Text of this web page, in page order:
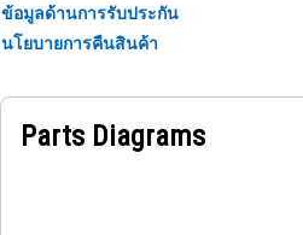
ข้อมูลด้านการรับประกัน
นโยบายการคืนสินค้า
Parts Diagrams